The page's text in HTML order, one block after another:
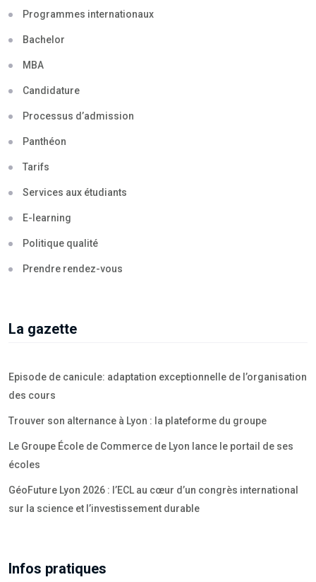
Programmes internationaux
Bachelor
MBA
Candidature
Processus d’admission
Panthéon
Tarifs
Services aux étudiants
E-learning
Politique qualité
Prendre rendez-vous
La gazette
Episode de canicule: adaptation exceptionnelle de l’organisation
des cours
Trouver son alternance à Lyon : la plateforme du groupe
Le Groupe École de Commerce de Lyon lance le portail de ses
écoles
GéoFuture Lyon 2026 : l’ECL au cœur d’un congrès international
sur la science et l’investissement durable
Infos pratiques